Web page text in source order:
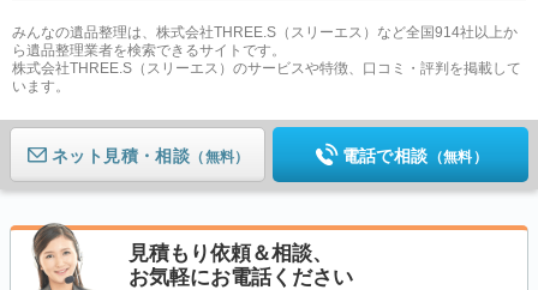
みんなの遺品整理は、株式会社THREE.S（スリーエス）など全国914社以上か
ら遺品整理業者を検索できるサイトです。
株式会社THREE.S（スリーエス）のサービスや特徴、口コミ・評判を掲載して
います。
ネット見積 （無料） 電話で相談 （無料）
見積もり依頼＆相談、
お気軽にお電話ください